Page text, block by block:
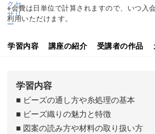
※会費は日単位で計算されますので、いつ入
利用いただけます。
学習内容 講座の紹介 受講者の作品
学習内容
■ ビーズの通し方や糸処理の基本
■ ビーズ織りの魅力と特徴
■ 図案の読み方や材料の取り扱い方